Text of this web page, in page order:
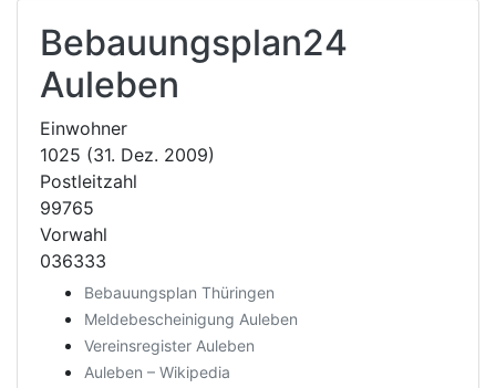
Bebauungsplan24
Auleben
Einwohner
1025 (31. Dez. 2009)
Postleitzahl
99765
Vorwahl
036333
Bebauungsplan Thüringen
Meldebescheinigung Auleben
Vereinsregister Auleben
Auleben – Wikipedia